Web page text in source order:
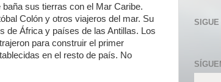
sus tierras con el Mar Caribe.
Colón y otros viajeros del mar. Su
de África y países de las Antillas. Los
para construir el primer
en el resto de país. No